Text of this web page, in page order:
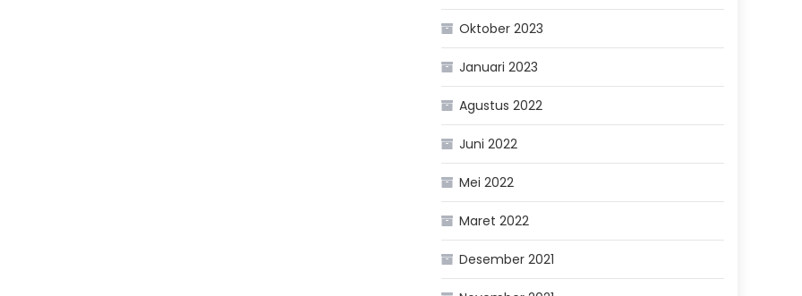
Oktober 2023
Januari 2023
Agustus 2022
Juni 2022
Mei 2022
Maret 2022
Desember 2021